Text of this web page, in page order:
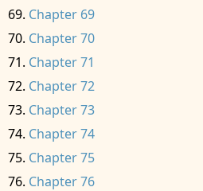
Chapter 69
Chapter 70
Chapter 71
Chapter 72
Chapter 73
Chapter 74
Chapter 75
Chapter 76